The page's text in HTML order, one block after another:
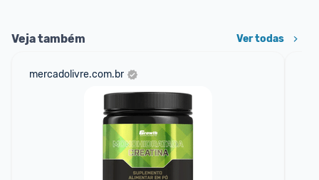
Veja também Ver todas
mercadolivre.com.br